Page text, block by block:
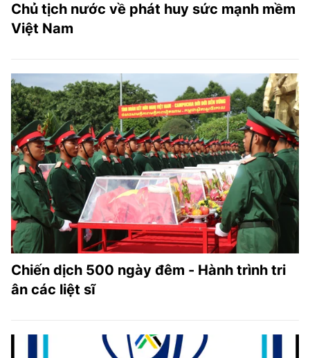
Chủ tịch nước về phát huy sức mạnh mềm
Việt Nam
Chiến dịch 500 ngày đêm - Hành trình tri
ân các liệt sĩ